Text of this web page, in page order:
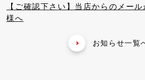
【ご確認下さい】当店からのメー
様へ
お知らせ一覧